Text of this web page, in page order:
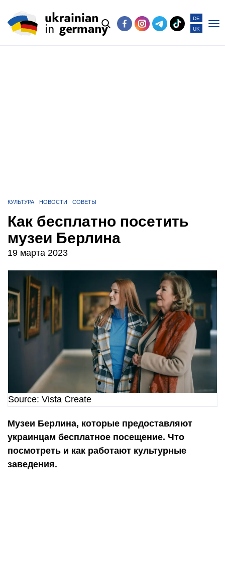
DE
UK
КУЛЬТУРА НОВОСТИ СОВЕТЫ
Как бесплатно посетить
музеи Берлина
19 марта 2023
Source: Vista Create
Музеи Берлина, которые предоставляют
украинцам бесплатное посещение. Что
посмотреть и как работают культурные
заведения.